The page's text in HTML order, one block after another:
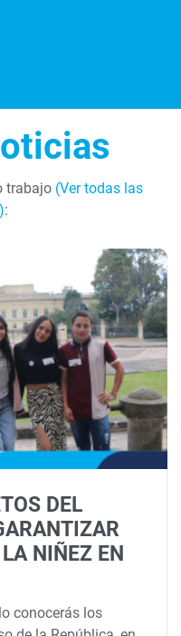
trabajo(Ver todas las
:
DEL
NIÑEZ EN
conocerás los